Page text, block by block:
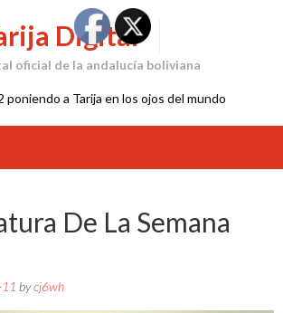
Digital
oficial de la andalucía boliviana
poniendo a Tarija en los ojos del mundo
De La Semana
bycj6wh